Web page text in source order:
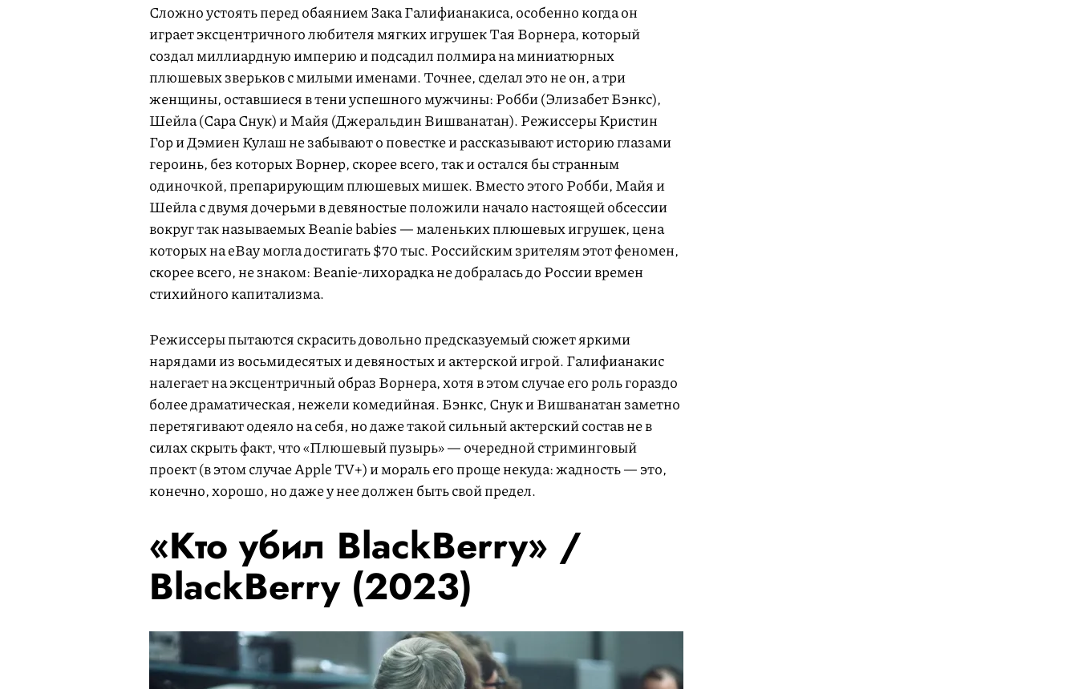
Сложно устоять перед обаянием Зака Галифианакиса, особенно когда он
играет эксцентричного любителя мягких игрушек Тая Ворнера, который
создал миллиардную империю и подсадил полмира на миниатюрных
плюшевых зверьков с милыми именами. Точнее, сделал это не он, а три
женщины, оставшиеся в тени успешного мужчины: Робби (Элизабет Бэнкс),
Шейла (Сара Снук) и Майя (Джеральдин Вишванатан). Режиссеры Кристин
Гор и Дэмиен Кулаш не забывают о повестке и рассказывают историю глазами
героинь, без которых Ворнер, скорее всего, так и остался бы странным
одиночкой, препарирующим плюшевых мишек. Вместо этого Робби, Майя и
Шейла с двумя дочерьми в девяностые положили начало настоящей обсессии
вокруг так называемых Beanie babies — маленьких плюшевых игрушек, цена
которых на eBay могла достигать $70 тыс. Российским зрителям этот феномен,
скорее всего, не знаком: Beanie-лихорадка не добралась до России времен
стихийного капитализма.
Режиссеры пытаются скрасить довольно предсказуемый сюжет яркими
нарядами из восьмидесятых и девяностых и актерской игрой. Галифианакис
налегает на эксцентричный образ Ворнера, хотя в этом случае его роль гораздо
более драматическая, нежели комедийная. Бэнкс, Снук и Вишванатан заметно
перетягивают одеяло на себя, но даже такой сильный актерский состав не в
силах скрыть факт, что «Плюшевый пузырь» — очередной стриминговый
проект (в этом случае Apple TV+) и мораль его проще некуда: жадность — это,
конечно, хорошо, но даже у нее должен быть свой предел.
«Кто убил BlackBerry» /
BlackBerry (2023)